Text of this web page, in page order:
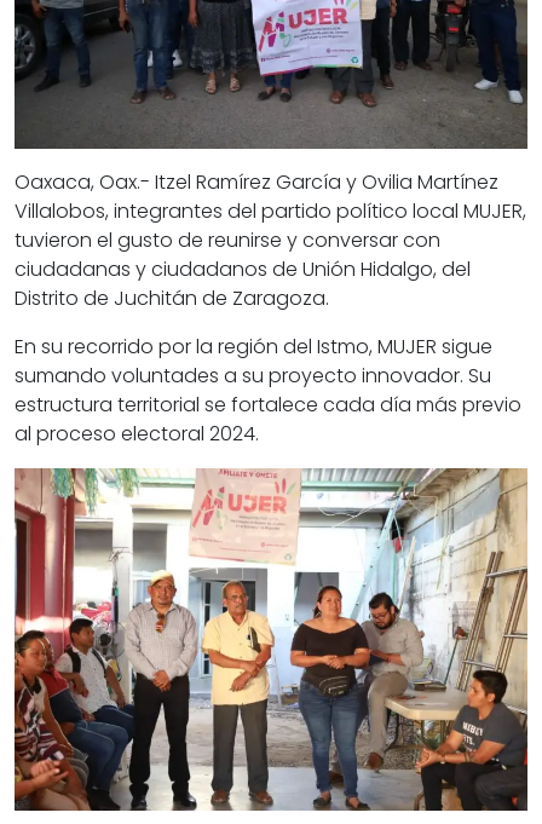
Oaxaca, Oax.- Itzel Ramírez García y Ovilia Martínez
Villalobos, integrantes del partido político local MUJER,
tuvieron el gusto de reunirse y conversar con
ciudadanas y ciudadanos de Unión Hidalgo, del
Distrito de Juchitán de Zaragoza.
En su recorrido por la región del Istmo, MUJER sigue
sumando voluntades a su proyecto innovador. Su
estructura territorial se fortalece cada día más previo
al proceso electoral 2024.